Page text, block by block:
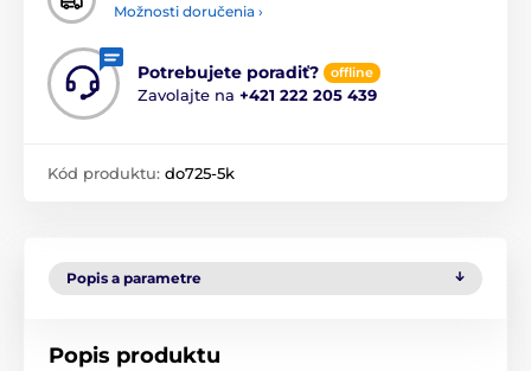
Možnosti doručenia ›
Potrebujete poradiť? offline
Zavolajte na +421 222 205 439
Kód produktu: do725-5k
Popis a parametre
Popis produktu